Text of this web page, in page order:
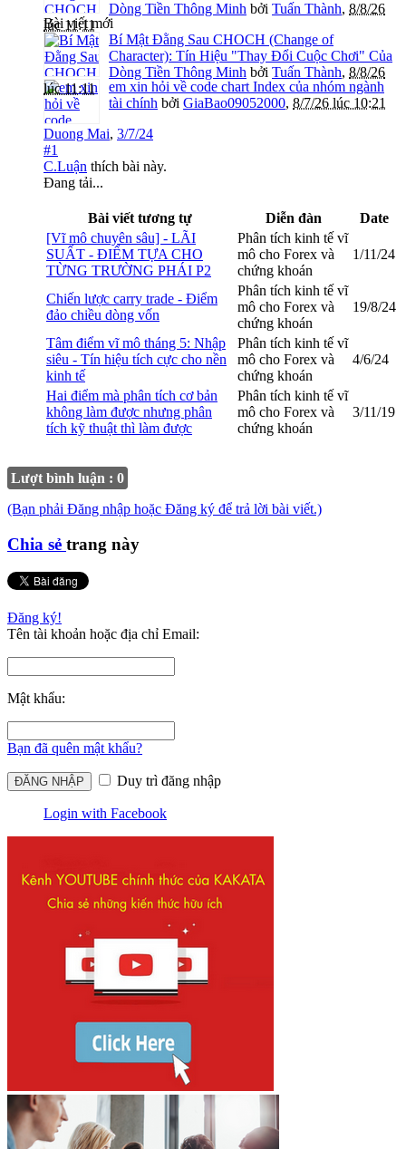
Dòng Tiền Thông Minh bởi Tuấn Thành, 8/8/26
lúc 11:11
Bài viết mới
Bí Mật Đằng Sau CHOCH (Change of
Character): Tín Hiệu "Thay Đổi Cuộc Chơi" Của
Dòng Tiền Thông Minh bởi Tuấn Thành, 8/8/26
lúc 11:11
em xin hỏi về code chart Index của nhóm ngành
tài chính bởi GiaBao09052000, 8/7/26 lúc 10:21
Duong Mai, 3/7/24
#1
C.Luận thích bài này.
Đang tải...
Bài viết tương tự Diễn đàn
Date
[Vĩ mô chuyên sâu] - LÃI
SUẤT - ĐIỂM TỰA CHO
TỪNG TRƯỜNG PHÁI P2
Phân tích kinh tế vĩ
mô cho Forex và
chứng khoán
1/11/24
Chiến lược carry trade - Điểm
đảo chiều dòng vốn
Phân tích kinh tế vĩ
mô cho Forex và
chứng khoán
19/8/24
Tâm điểm vĩ mô tháng 5: Nhập
siêu - Tín hiệu tích cực cho nền
kinh tế
Phân tích kinh tế vĩ
mô cho Forex và
chứng khoán
4/6/24
Hai điểm mà phân tích cơ bản
không làm được nhưng phân
tích kỹ thuật thì làm được
Phân tích kinh tế vĩ
mô cho Forex và
chứng khoán
3/11/19
Lượt bình luận : 0
(Bạn phải Đăng nhập hoặc Đăng ký để trả lời bài viết.)
Chia sẻ trang này
Đăng ký!
Tên tài khoản hoặc địa chỉ Email:
Mật khẩu:
Bạn đã quên mật khẩu?
Duy trì đăng nhập
Login with Facebook